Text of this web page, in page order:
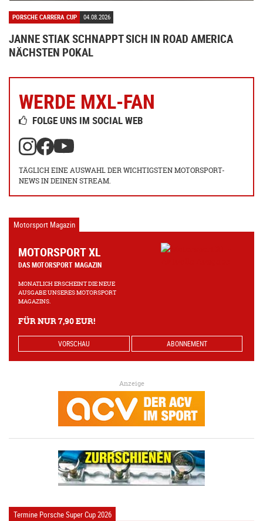
PORSCHE CARRERA CUP 04.08.2026
JANNE STIAK SCHNAPPT SICH IN ROAD AMERICA
NÄCHSTEN POKAL
WERDE MXL-FAN
FOLGE UNS IM SOCIAL WEB
TÄGLICH EINE AUSWAHL DER WICHTIGSTEN MOTORSPORT-
NEWS IN DEINEN STREAM.
Motorsport Magazin
MOTORSPORT XL
DAS MOTORSPORT MAGAZIN
MONATLICH ERSCHEINT DIE NEUE
AUSGABE UNSERES MOTORSPORT
MAGAZINS.
FÜR NUR 7,90 EUR!
VORSCHAU ABONNEMENT
Anzeige
Termine Porsche Super Cup 2026